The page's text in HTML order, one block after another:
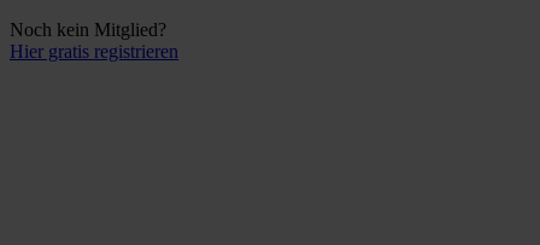
Noch kein Mitglied?
Hier gratis registrieren